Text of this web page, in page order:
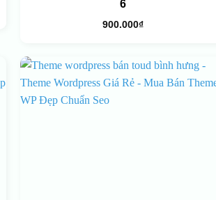
6
900.000₫